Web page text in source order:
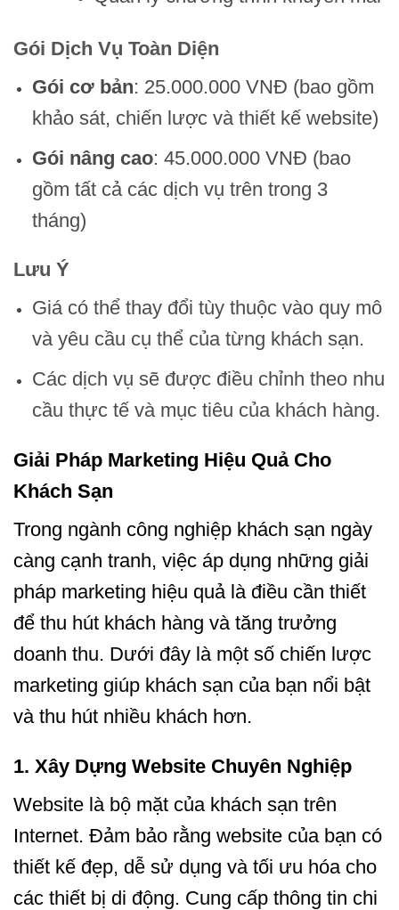
Gói Dịch Vụ Toàn Diện
Gói cơ bản: 25.000.000 VNĐ (bao gồm
khảo sát, chiến lược và thiết kế website)
Gói nâng cao: 45.000.000 VNĐ (bao
gồm tất cả các dịch vụ trên trong 3
tháng)
Lưu Ý
Giá có thể thay đổi tùy thuộc vào quy mô
và yêu cầu cụ thể của từng khách sạn.
Các dịch vụ sẽ được điều chỉnh theo nhu
cầu thực tế và mục tiêu của khách hàng.
Giải Pháp Marketing Hiệu Quả Cho
Khách Sạn
Trong ngành công nghiệp khách sạn ngày
càng cạnh tranh, việc áp dụng những giải
pháp marketing hiệu quả là điều cần thiết
để thu hút khách hàng và tăng trưởng
doanh thu. Dưới đây là một số chiến lược
marketing giúp khách sạn của bạn nổi bật
và thu hút nhiều khách hơn.
1. Xây Dựng Website Chuyên Nghiệp
Website là bộ mặt của khách sạn trên
Internet. Đảm bảo rằng website của bạn có
thiết kế đẹp, dễ sử dụng và tối ưu hóa cho
các thiết bị di động. Cung cấp thông tin chi